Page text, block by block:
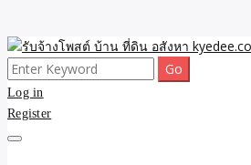
Skip
to
content
รับจ้างโพสต์ บ้า
และบริการ
ขายดี โพสประกาศขายสินค้าฟรี บ้าน ที่ดิน
Search
for:
Log in
Register